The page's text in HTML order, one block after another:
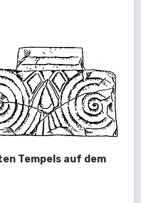
Tempels auf dem